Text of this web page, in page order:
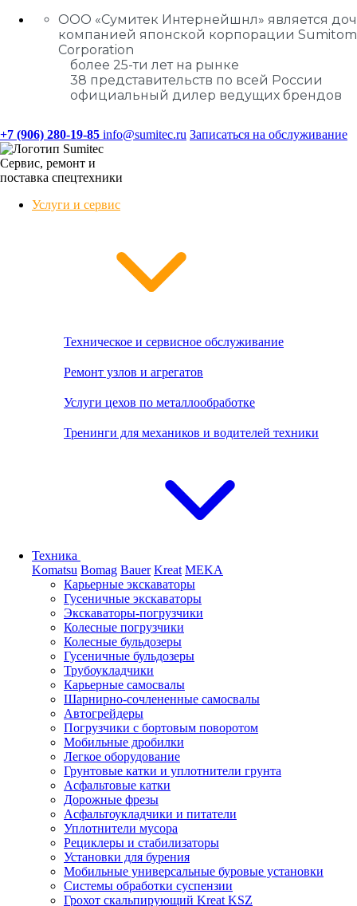
ООО «Сумитек Интернейшнл» является
компанией японской корпорации
Corporation
более 25-ти лет на рынке
38 представительств по всей России
официальный дилер ведущих брендов
+7 (906) 280-19-85 info@sumitec.ru Записаться на обслуживание
Сервис, ремонт и
поставка спецтехники
Услуги и сервис
Техническое и сервисное обслуживание
Ремонт узлов и агрегатов
Услуги цехов по металлообработке
Тренинги для механиков и водителей техники
Техника
Komatsu Bomag Bauer Kreat MEKA
Карьерные экскаваторы
Гусеничные экскаваторы
Экскаваторы-погрузчики
Колесные погрузчики
Колесные бульдозеры
Гусеничные бульдозеры
Трубоукладчики
Карьерные самосвалы
Шарнирно-сочлененные cамосвалы
Автогрейдеры
Погрузчики с бортовым поворотом
Мобильные дробилки
Легкое оборудование
Грунтовые катки и уплотнители грунта
Асфальтовые катки
Дорожные фрезы
Асфальтоукладчики и питатели
Уплотнители мусора
Рециклеры и стабилизаторы
Установки для бурения
Мобильные универсальные буровые установки
Системы обработки суспензии
Грохот скальпирующий Kreat KSZ